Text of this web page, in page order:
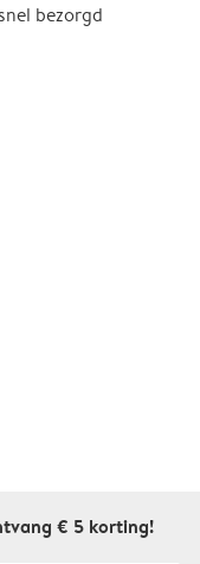
bezorgd
€ 5 korting!